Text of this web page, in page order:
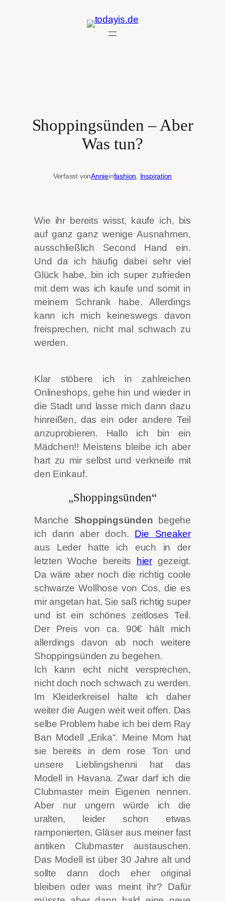
Shoppingsünden – Aber
Was tun?
Verfasst vonAnnieinfashion Inspiration
Wie ihr bereits wisst, kaufe ich, bis
auf ganz ganz wenige Ausnahmen,
ausschließlich Second Hand ein.
Und da ich häufig dabei sehr viel
Glück habe, bin ich super zufrieden
mit dem was ich kaufe und somit in
meinem Schrank habe. Allerdings
kann ich mich keineswegs davon
freisprechen, nicht mal schwach zu
werden.
Klar stöbere ich in zahlreichen
Onlineshops, gehe hin und wieder in
die Stadt und lasse mich dann dazu
hinreißen, das ein oder andere Teil
anzuprobieren. Hallo ich bin ein
Mädchen!! Meistens bleibe ich aber
hart zu mir selbst und verkneife mit
den Einkauf.
„Shoppingsünden“
Manche Shoppingsünden begehe
ich dann aber doch. Die Sneaker
aus Leder hatte ich euch in der
letzten Woche bereits
hier gezeigt.
Da wäre aber noch die richtig coole
schwarze Wollhose von Cos, die es
mir angetan hat. Sie saß richtig super
und ist ein schönes zeitloses Teil.
Der Preis von ca. 90€ hält mich
allerdings davon ab noch weitere
Shoppingsünden zu begehen.
Ich kann echt nicht versprechen,
nicht doch noch schwach zu werden.
Im Kleiderkreisel halte ich daher
weiter die Augen weit weit offen. Das
selbe Problem habe ich bei dem Ray
Ban Modell „Erika“. Meine Mom hat
sie bereits in dem rose Ton und
unsere Lieblingshenni hat das
Modell in Havana. Zwar darf ich die
Clubmaster mein Eigenen nennen.
Aber nur ungern würde ich die
uralten, leider schon etwas
ramponierten, Gläser aus meiner fast
antiken Clubmaster austauschen.
Das Modell ist über 30 Jahre alt und
sollte dann doch eher original
bleiben oder was meint ihr? Dafür